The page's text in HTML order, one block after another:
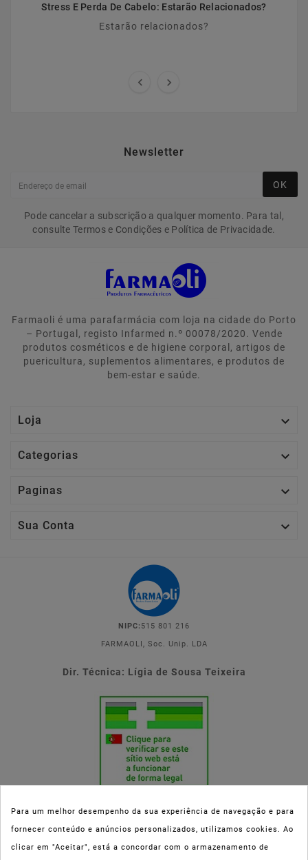
Stress E Perda De Cabelo: Estarão Relacionados?
Estarão relacionados?
 
Newsletter
OK
Pode cancelar a subscrição a qualquer momento. Para tal,
consulte Termos e Condições e Política de Privacidade.
Farmaoli é uma parafarmácia com loja na cidade do Porto
– Portugal, registo Infarmed n.º 00078/2020. Vende
produtos cosméticos e de higiene corporal, artigos de
puericultura, suplementos alimentares, e produtos de
bem-estar e saúde.
Loja 
Categorias 
Paginas 
Sua Conta 
NIPC: 515 801 216
FARMAOLI, Soc. Unip. LDA
Dir. Técnica: Lígia de Sousa Teixeira
Esta parafarmácia (Farmaoli) encontra-se autorizada pelo INFARMED
Para um melhor desempenho da sua experiência de navegação e para
fornecer conteúdo e anúncios personalizados, utilizamos cookies. Ao
clicar em "Aceitar", está a concordar com o armazenamento de